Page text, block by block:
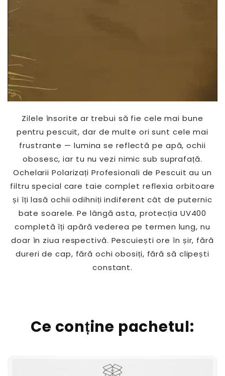
Zilele însorite ar trebui să fie cele mai bune
pentru pescuit, dar de multe ori sunt cele mai
frustrante — lumina se reflectă pe apă, ochii
obosesc, iar tu nu vezi nimic sub suprafață.
Ochelarii Polarizați Profesionali de Pescuit au un
filtru special care taie complet reflexia orbitoare
și îți lasă ochii odihniți indiferent cât de puternic
bate soarele. Pe lângă asta, protecția UV400
completă îți apără vederea pe termen lung, nu
doar în ziua respectivă. Pescuiești ore în șir, fără
dureri de cap, fără ochi obosiți, fără să clipești
constant.
Ce conține pachetul: